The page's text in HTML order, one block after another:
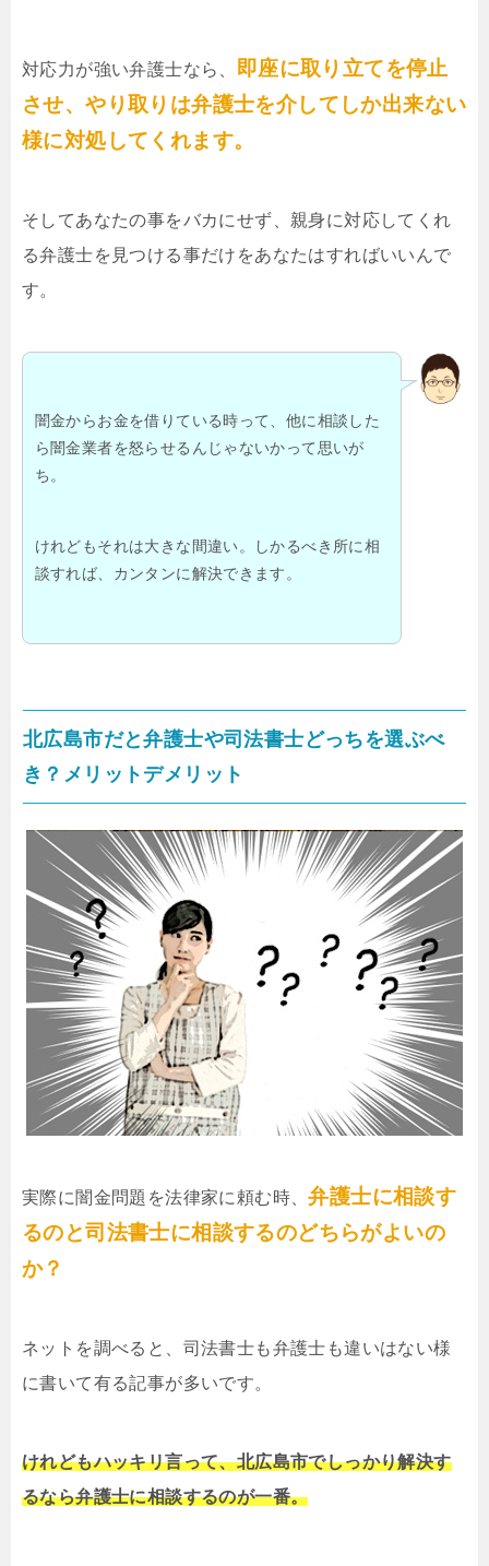
対応力が強い弁護士なら、 即座に取り立てを停止
させ、やり取りは弁護士を介してしか出来ない
様に対処してくれます。
そしてあなたの事をバカにせず、親身に対応してくれ
る弁護士を見つける事だけをあなたはすればいいんで
す。
闇金からお金を借りている時って、他に相談した
ら闇金業者を怒らせるんじゃないかって思いが
ち。
けれどもそれは大きな間違い。しかるべき所に相
談すれば、カンタンに解決できます。
北広島市だと弁護士や司法書士どっちを選ぶべ
き？メリットデメリット
実際に闇金問題を法律家に頼む時、弁護士に相談す
るのと司法書士に相談するのどちらがよいの
か？
ネットを調べると、司法書士も弁護士も違いはない様
に書いて有る記事が多いです。
けれどもハッキリ言って、北広島市でしっかり解決す
るなら弁護士に相談するのが一番。